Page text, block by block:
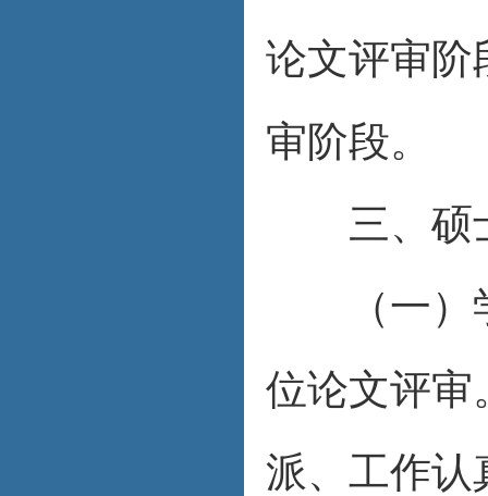
论文评审阶
审阶段。
三、硕
（一）学
位论文评审
派、工作认